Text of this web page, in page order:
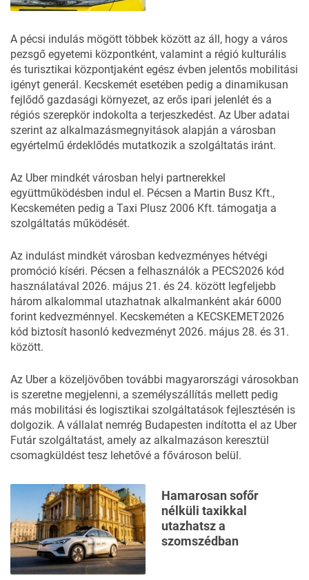
A pécsi indulás mögött többek között az áll, hogy a város
pezsgő egyetemi központként, valamint a régió kulturális
és turisztikai központjaként egész évben jelentős mobilitási
igényt generál. Kecskemét esetében pedig a dinamikusan
fejlődő gazdasági környezet, az erős ipari jelenlét és a
régiós szerepkör indokolta a terjeszkedést. Az Uber adatai
szerint az alkalmazásmegnyitások alapján a városban
egyértelmű érdeklődés mutatkozik a szolgáltatás iránt.
Az Uber mindkét városban helyi partnerekkel
együttműködésben indul el. Pécsen a Martin Busz Kft.,
Kecskeméten pedig a Taxi Plusz 2006 Kft. támogatja a
szolgáltatás működését.
Az indulást mindkét városban kedvezményes hétvégi
promóció kíséri. Pécsen a felhasználók a PECS2026 kód
használatával 2026. május 21. és 24. között legfeljebb
három alkalommal utazhatnak alkalmanként akár 6000
forint kedvezménnyel. Kecskeméten a KECSKEMET2026
kód biztosít hasonló kedvezményt 2026. május 28. és 31.
között.
Az Uber a közeljövőben további magyarországi városokban
is szeretne megjelenni, a személyszállítás mellett pedig
más mobilitási és logisztikai szolgáltatások fejlesztésén is
dolgozik. A vállalat nemrég Budapesten indította el az Uber
Futár szolgáltatást, amely az alkalmazáson keresztül
csomagküldést tesz lehetővé a fővároson belül.
Hamarosan sofőr
nélküli taxikkal
utazhatsz a
szomszédban